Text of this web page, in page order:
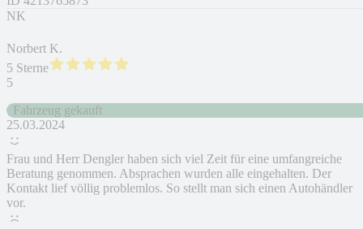
NK
Norbert K.
5 Sterne
5
Fahrzeug gekauft
25.03.2024
Frau und Herr Dengler haben sich viel Zeit für eine umfangreiche
Beratung genommen. Absprachen wurden alle eingehalten. Der
Kontakt lief völlig problemlos. So stellt man sich einen Autohändler
vor.